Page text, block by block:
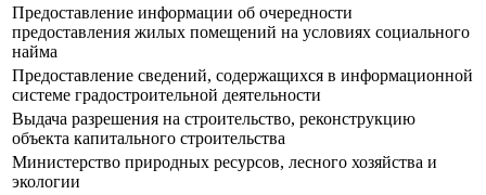
Предоставление информации об очередности
предоставления жилых помещений на условиях социального
найма
Предоставление сведений, содержащихся в информационной
системе градостроительной деятельности
Выдача разрешения на строительство, реконструкцию
объекта капитального строительства
Министерство природных ресурсов, лесного хозяйства и
экологии